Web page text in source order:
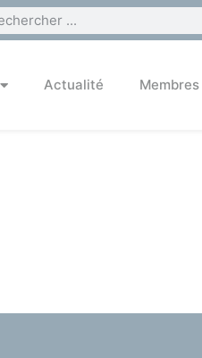
Actualité Membres